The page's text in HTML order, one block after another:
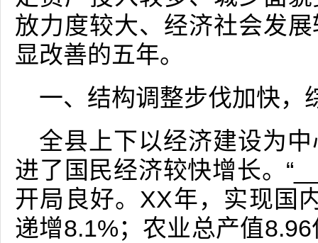
放力度较大、经济社会发
显改善的五年。
一、结构调整步伐加快，
全县上下以经济建设为
进了国民经济较快增长。
开局良好。XX年，实现国
递增8.1%；农业总产值